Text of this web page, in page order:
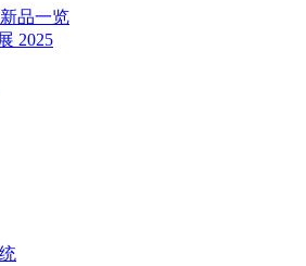
新品一览
2025